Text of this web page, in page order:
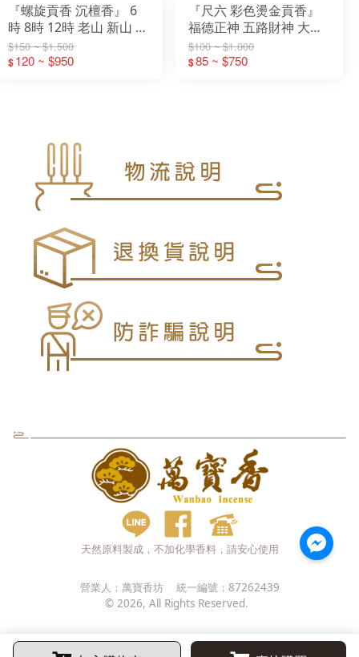
『螺旋貢香 沉檀香』 6
時 8時 12時 老山 新山 青
洲沉 沉檀 螺旋香 微煙 環
保 貢香 尺六 2尺
$150 ~ $1,500
$120 ~ $950
『尺六 彩色燙金貢香』
福德正神 五路財神 大悲
咒 土地公 發財香 立香 小
貢香 大支香
$100 ~ $1,000
$85 ~ $750
天然原料製成，不加化學香料，請安心使用
營業人： 萬寶香坊 統一編號： 87262439
© 2026, All Rights Reserved.